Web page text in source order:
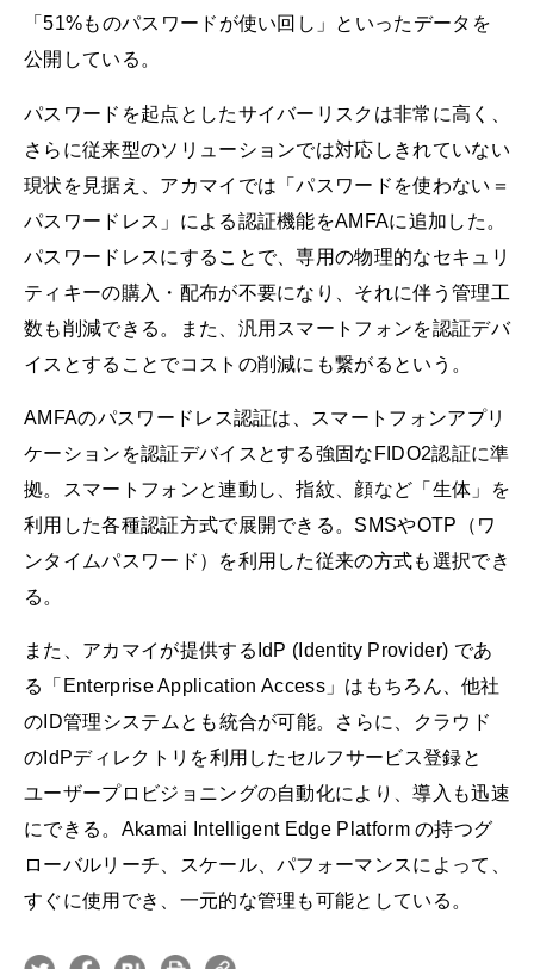
「51%ものパスワードが使い回し」といったデータを
公開している。
パスワードを起点としたサイバーリスクは非常に高く、
さらに従来型のソリューションでは対応しきれていない
現状を見据え、アカマイでは「パスワードを使わない＝
パスワードレス」による認証機能をAMFAに追加した。
パスワードレスにすることで、専用の物理的なセキュリ
ティキーの購入・配布が不要になり、それに伴う管理工
数も削減できる。また、汎用スマートフォンを認証デバ
イスとすることでコストの削減にも繋がるという。
AMFAのパスワードレス認証は、スマートフォンアプリ
ケーションを認証デバイスとする強固なFIDO2認証に準
拠。スマートフォンと連動し、指紋、顔など「生体」を
利用した各種認証方式で展開できる。SMSやOTP（ワ
ンタイムパスワード）を利用した従来の方式も選択でき
る。
また、アカマイが提供するIdP (Identity Provider) であ
る「Enterprise Application Access」はもちろん、他社
のID管理システムとも統合が可能。さらに、クラウド
のIdPディレクトリを利用したセルフサービス登録と
ユーザープロビジョニングの自動化により、導入も迅速
にできる。Akamai Intelligent Edge Platform の持つグ
ローバルリーチ、スケール、パフォーマンスによって、
すぐに使用でき、一元的な管理も可能としている。